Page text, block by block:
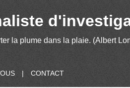
la plume dans la plaie. (Albert
| CONTACT